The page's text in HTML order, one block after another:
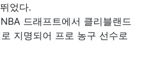
었다.
드래프트에서 클리블랜드
지명되어 프로 농구 선수로